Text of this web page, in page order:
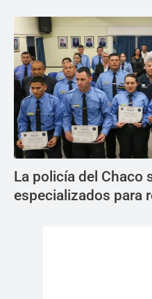
La policía del Chaco
especializados para